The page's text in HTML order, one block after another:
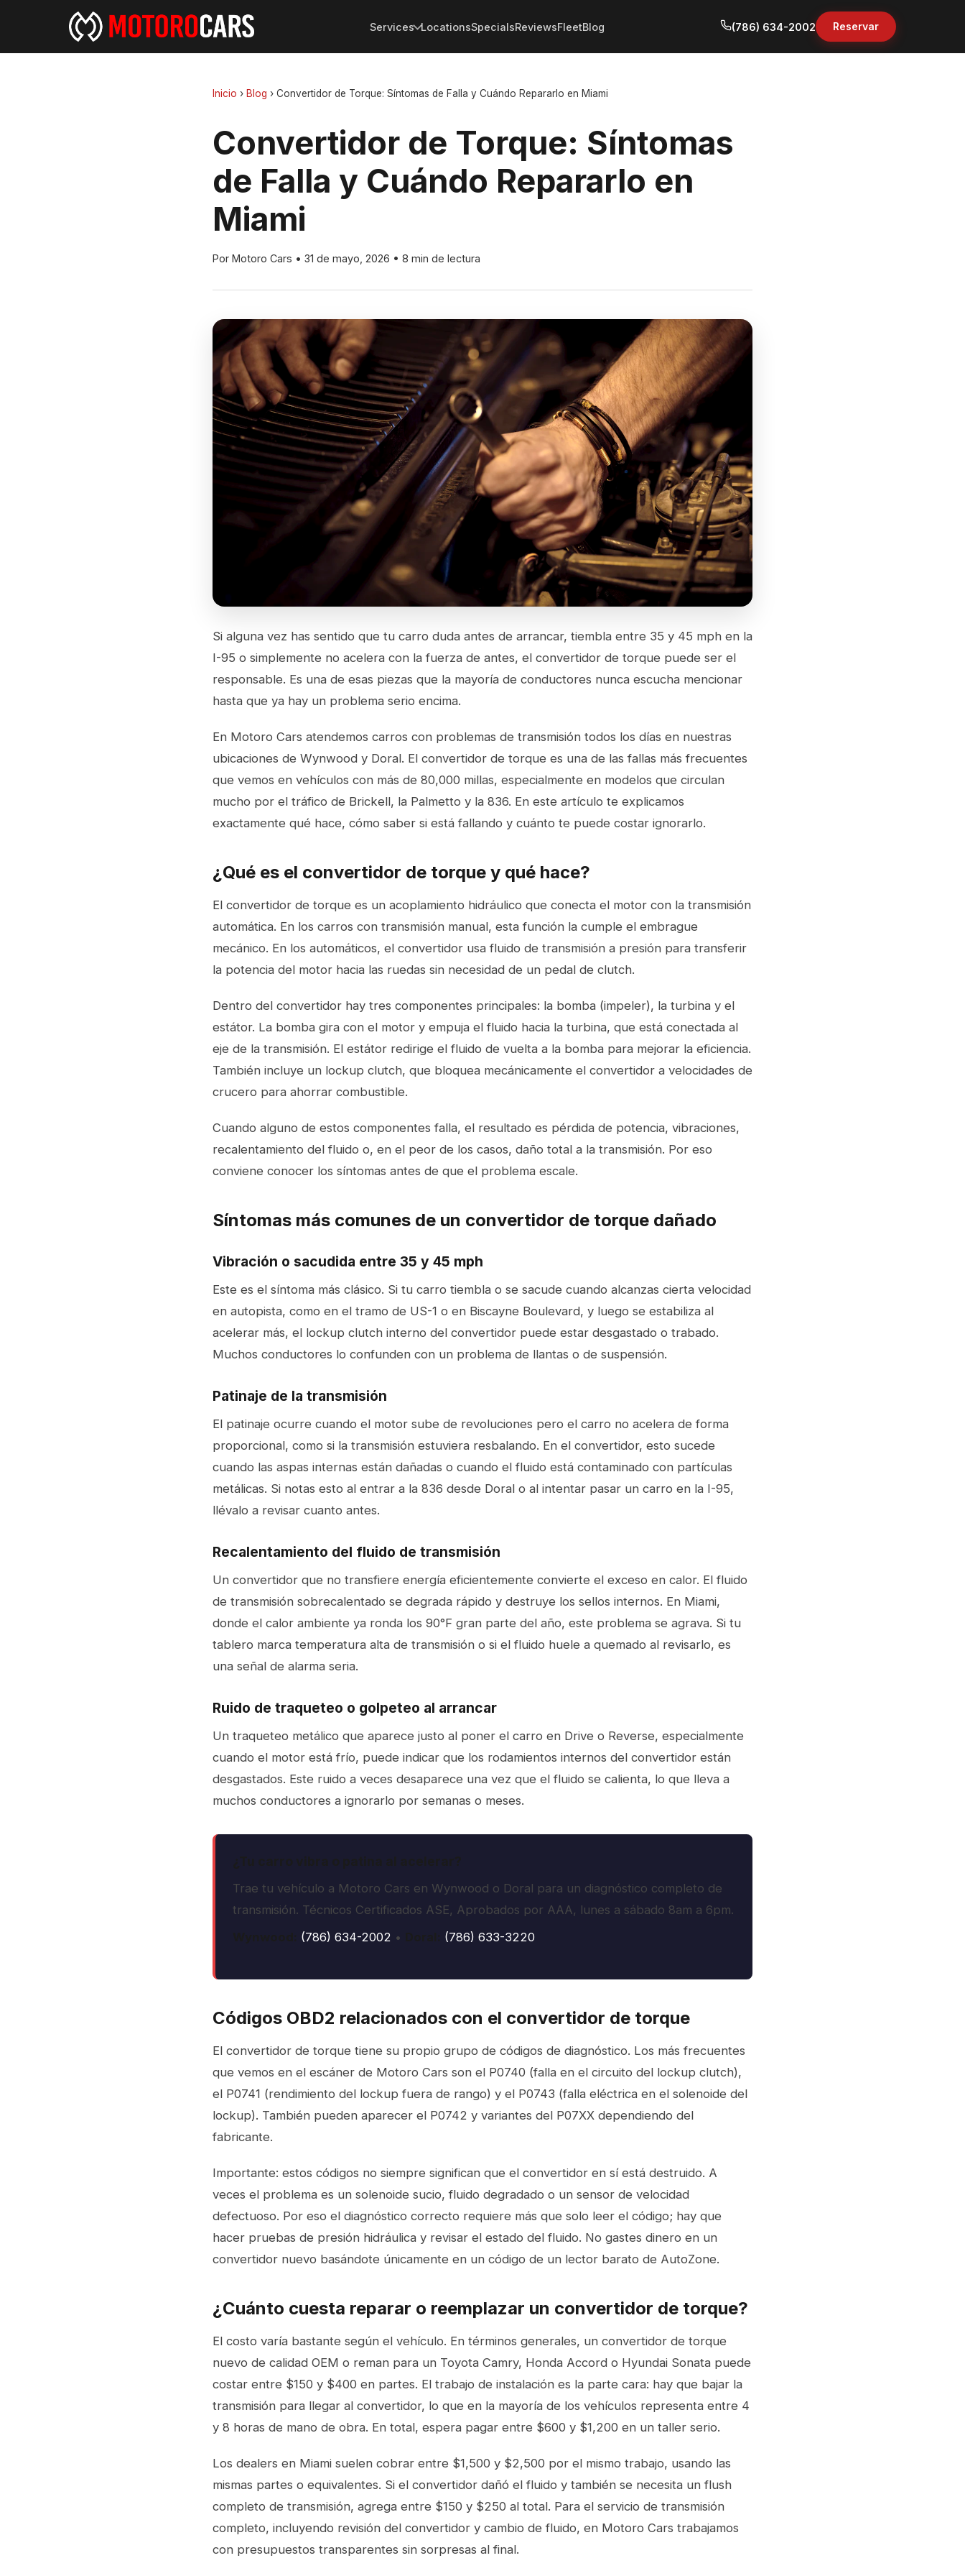
Services LocationsSpecialsReviewsFleetBlog (786) 634-2002 Reservar
Inicio › Blog › Convertidor de Torque: Síntomas de Falla y Cuándo Repararlo en Miami
Convertidor de Torque: Síntomas
de Falla y Cuándo Repararlo en
Miami
Por Motoro Cars • 31 de mayo, 2026 • 8 min de lectura
Si alguna vez has sentido que tu carro duda antes de arrancar, tiembla entre 35 y 45 mph en la
I-95 o simplemente no acelera con la fuerza de antes, el convertidor de torque puede ser el
responsable. Es una de esas piezas que la mayoría de conductores nunca escucha mencionar
hasta que ya hay un problema serio encima.
En Motoro Cars atendemos carros con problemas de transmisión todos los días en nuestras
ubicaciones de Wynwood y Doral. El convertidor de torque es una de las fallas más frecuentes
que vemos en vehículos con más de 80,000 millas, especialmente en modelos que circulan
mucho por el tráfico de Brickell, la Palmetto y la 836. En este artículo te explicamos
exactamente qué hace, cómo saber si está fallando y cuánto te puede costar ignorarlo.
¿Qué es el convertidor de torque y qué hace?
El convertidor de torque es un acoplamiento hidráulico que conecta el motor con la transmisión
automática. En los carros con transmisión manual, esta función la cumple el embrague
mecánico. En los automáticos, el convertidor usa fluido de transmisión a presión para transferir
la potencia del motor hacia las ruedas sin necesidad de un pedal de clutch.
Dentro del convertidor hay tres componentes principales: la bomba (impeler), la turbina y el
estátor. La bomba gira con el motor y empuja el fluido hacia la turbina, que está conectada al
eje de la transmisión. El estátor redirige el fluido de vuelta a la bomba para mejorar la eficiencia.
También incluye un lockup clutch, que bloquea mecánicamente el convertidor a velocidades de
crucero para ahorrar combustible.
Cuando alguno de estos componentes falla, el resultado es pérdida de potencia, vibraciones,
recalentamiento del fluido o, en el peor de los casos, daño total a la transmisión. Por eso
conviene conocer los síntomas antes de que el problema escale.
Síntomas más comunes de un convertidor de torque dañado
Vibración o sacudida entre 35 y 45 mph
Este es el síntoma más clásico. Si tu carro tiembla o se sacude cuando alcanzas cierta velocidad
en autopista, como en el tramo de US-1 o en Biscayne Boulevard, y luego se estabiliza al
acelerar más, el lockup clutch interno del convertidor puede estar desgastado o trabado.
Muchos conductores lo confunden con un problema de llantas o de suspensión.
Patinaje de la transmisión
El patinaje ocurre cuando el motor sube de revoluciones pero el carro no acelera de forma
proporcional, como si la transmisión estuviera resbalando. En el convertidor, esto sucede
cuando las aspas internas están dañadas o cuando el fluido está contaminado con partículas
metálicas. Si notas esto al entrar a la 836 desde Doral o al intentar pasar un carro en la I-95,
llévalo a revisar cuanto antes.
Recalentamiento del fluido de transmisión
Un convertidor que no transfiere energía eficientemente convierte el exceso en calor. El fluido
de transmisión sobrecalentado se degrada rápido y destruye los sellos internos. En Miami,
donde el calor ambiente ya ronda los 90°F gran parte del año, este problema se agrava. Si tu
tablero marca temperatura alta de transmisión o si el fluido huele a quemado al revisarlo, es
una señal de alarma seria.
Ruido de traqueteo o golpeteo al arrancar
Un traqueteo metálico que aparece justo al poner el carro en Drive o Reverse, especialmente
cuando el motor está frío, puede indicar que los rodamientos internos del convertidor están
desgastados. Este ruido a veces desaparece una vez que el fluido se calienta, lo que lleva a
muchos conductores a ignorarlo por semanas o meses.
Trae tu vehículo a Motoro Cars en Wynwood o Doral para un diagnóstico completo de
transmisión. Técnicos Certificados ASE, Aprobados por AAA, lunes a sábado 8am a 6pm.
(786) 634-2002 • (786) 633-3220
Códigos OBD2 relacionados con el convertidor de torque
El convertidor de torque tiene su propio grupo de códigos de diagnóstico. Los más frecuentes
que vemos en el escáner de Motoro Cars son el P0740 (falla en el circuito del lockup clutch),
el P0741 (rendimiento del lockup fuera de rango) y el P0743 (falla eléctrica en el solenoide del
lockup). También pueden aparecer el P0742 y variantes del P07XX dependiendo del
fabricante.
Importante: estos códigos no siempre significan que el convertidor en sí está destruido. A
veces el problema es un solenoide sucio, fluido degradado o un sensor de velocidad
defectuoso. Por eso el diagnóstico correcto requiere más que solo leer el código; hay que
hacer pruebas de presión hidráulica y revisar el estado del fluido. No gastes dinero en un
convertidor nuevo basándote únicamente en un código de un lector barato de AutoZone.
¿Cuánto cuesta reparar o reemplazar un convertidor de torque?
El costo varía bastante según el vehículo. En términos generales, un convertidor de torque
nuevo de calidad OEM o reman para un Toyota Camry, Honda Accord o Hyundai Sonata puede
costar entre $150 y $400 en partes. El trabajo de instalación es la parte cara: hay que bajar la
transmisión para llegar al convertidor, lo que en la mayoría de los vehículos representa entre 4
y 8 horas de mano de obra. En total, espera pagar entre $600 y $1,200 en un taller serio.
Los dealers en Miami suelen cobrar entre $1,500 y $2,500 por el mismo trabajo, usando las
mismas partes o equivalentes. Si el convertidor dañó el fluido y también se necesita un flush
completo de transmisión, agrega entre $150 y $250 al total. Para el servicio de transmisión
completo, incluyendo revisión del convertidor y cambio de fluido, en Motoro Cars trabajamos
con presupuestos transparentes sin sorpresas al final.